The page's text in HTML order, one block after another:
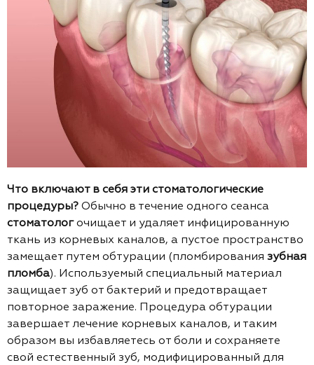
Что включают в себя эти стоматологические
процедуры? Обычно в течение одного сеанса
стоматологочищает и удаляет инфицированную
ткань из корневых каналов, а пустое пространство
замещает путем обтурации (пломбирования зубная
пломба). Используемый специальный материал
защищает зуб от бактерий и предотвращает
повторное заражение. Процедура обтурации
завершает лечение корневых каналов, и таким
образом вы избавляетесь от боли и сохраняете
свой естественный зуб, модифицированный для